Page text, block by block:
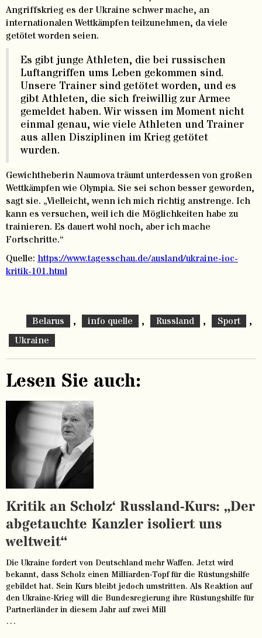
Angriffskrieg es der Ukraine schwer mache, an
internationalen Wettkämpfen teilzunehmen, da viele
getötet worden seien.
Es gibt junge Athleten, die bei russischen
Luftangriffen ums Leben gekommen sind.
Unsere Trainer sind getötet worden, und es
gibt Athleten, die sich freiwillig zur Armee
gemeldet haben. Wir wissen im Moment nicht
einmal genau, wie viele Athleten und Trainer
aus allen Disziplinen im Krieg getötet
wurden.
Gewichtheberin Naumova träumt unterdessen von großen
Wettkämpfen wie Olympia. Sie sei schon besser geworden,
sagt sie. „Vielleicht, wenn ich mich richtig anstrenge. Ich
kann es versuchen, weil ich die Möglichkeiten habe zu
trainieren. Es dauert wohl noch, aber ich mache
Fortschritte.“
Quelle: https://www.tagesschau.de/ausland/ukraine-ioc-
kritik-101.html
Belarus , info quelle , Russland , Sport ,
Ukraine
Lesen Sie auch:
Kritik an Scholz‘ Russland-Kurs: „Der
abgetauchte Kanzler isoliert uns
weltweit“
Die Ukraine fordert von Deutschland mehr Waffen. Jetzt wird
bekannt, dass Scholz einen Milliarden-Topf für die Rüstungshilfe
gebildet hat. Sein Kurs bleibt jedoch umstritten. Als Reaktion auf
den Ukraine-Krieg will die Bundesregierung ihre Rüstungshilfe für
Partnerländer in diesem Jahr auf zwei Mill
…